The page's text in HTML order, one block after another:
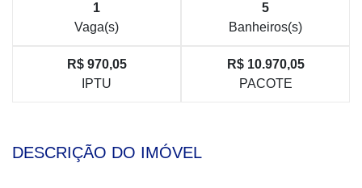
1
Vaga(s)
5
Banheiros(s)
R$ 970,05
IPTU
R$ 10.970,05
PACOTE
DESCRIÇÃO DO IMÓVEL